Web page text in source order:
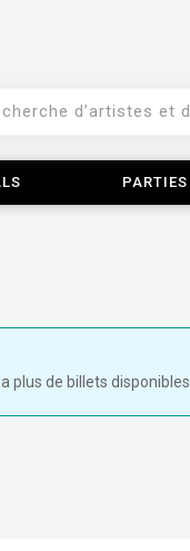
PARTIES
plus de billets disponibles.